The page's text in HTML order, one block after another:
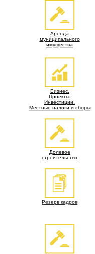
Аренда
муниципального
имущества
Бизнес.
Проекты.
Инвестиции.
Местные налоги и сборы
Долевое
строительство
Резерв кадров